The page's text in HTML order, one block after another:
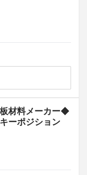
板材料メーカー◆
ーポジション